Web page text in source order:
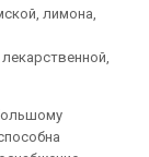
лимона,